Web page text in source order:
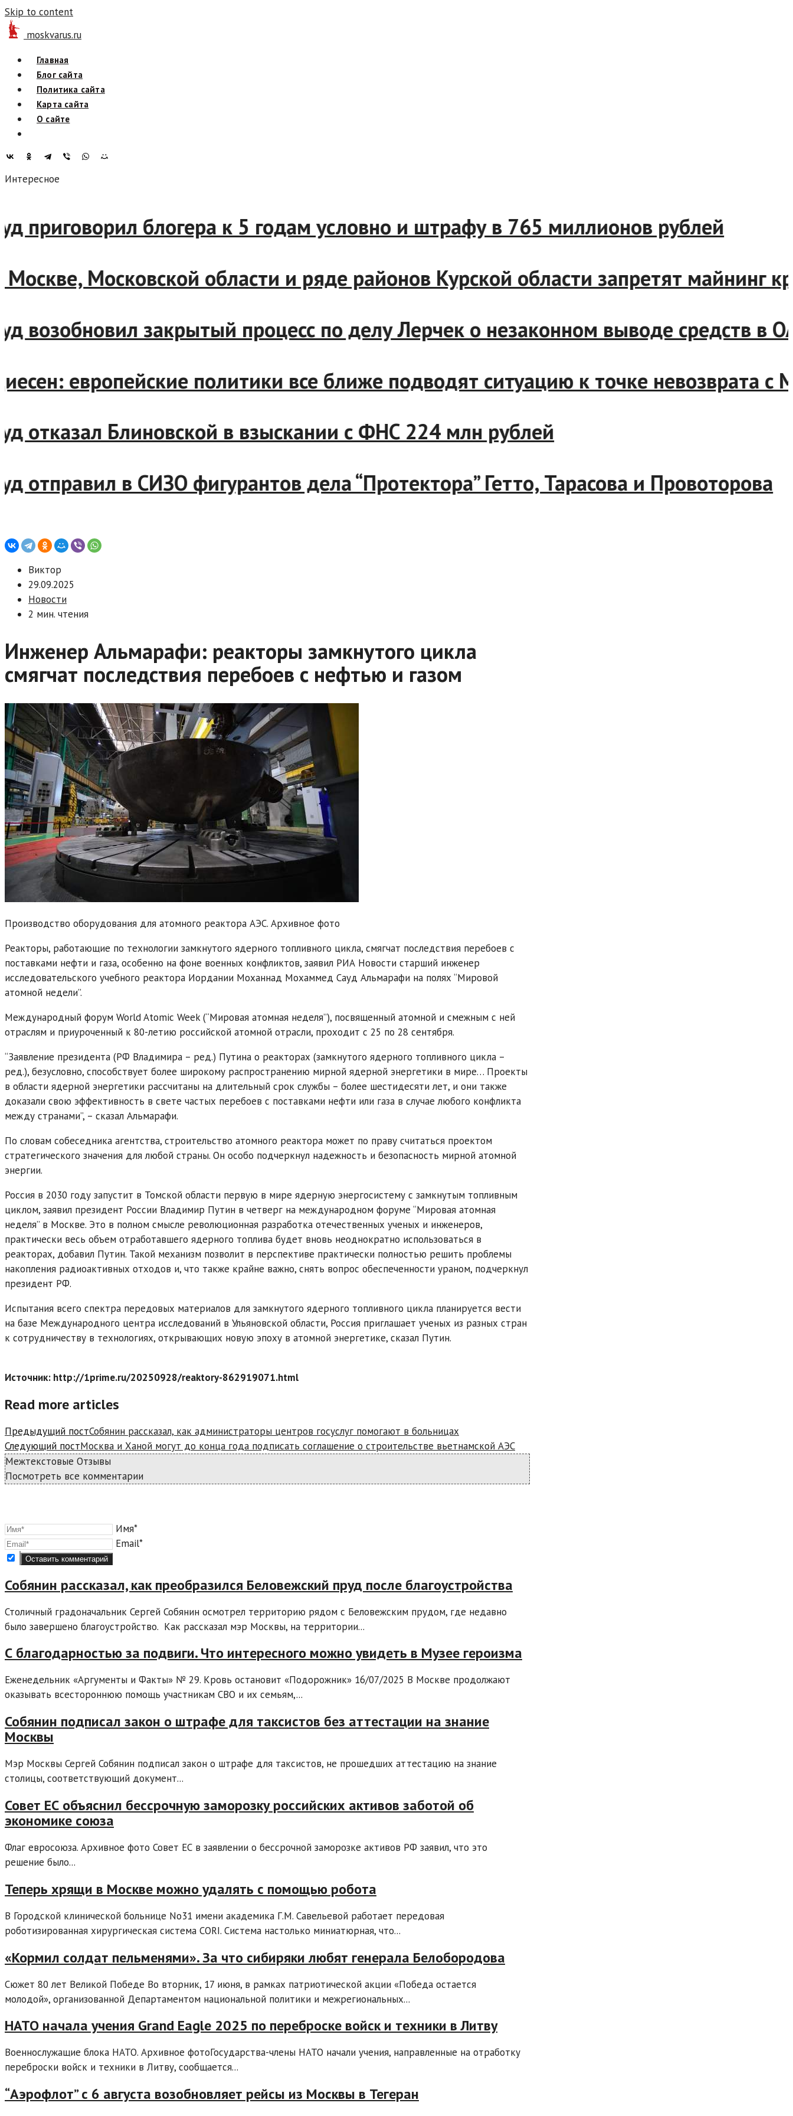
Skip to content
moskvarus.ru
Главная
Блог сайта
Политика сайта
Карта сайта
О сайте
Интересное
приговорил блогера к 5 годам условно и штрафу в 765 миллионов рублей
Москве, Московской области и ряде районов Курской области запретят майнинг
возобновил закрытый процесс по делу Лерчек о незаконном выводе средств в
европейские политики все ближе подводят ситуацию к точке невозврата с
отказал Блиновской в взыскании с ФНС 224 млн рублей
отправил в СИЗО фигурантов дела “Протектора” Гетто, Тарасова и Провоторова
Виктор
29.09.2025
Новости
2 мин. чтения
Инженер Альмарафи: реакторы замкнутого цикла
смягчат последствия перебоев с нефтью и газом
Производство оборудования для атомного реактора АЭС. Архивное фото
Реакторы, работающие по технологии замкнутого ядерного топливного цикла, смягчат последствия перебоев с
поставками нефти и газа, особенно на фоне военных конфликтов, заявил РИА Новости старший инженер
исследовательского учебного реактора Иордании Моханнад Мохаммед Сауд Альмарафи на полях “Мировой
атомной недели”.
Международный форум World Atomic Week (“Мировая атомная неделя”), посвященный атомной и смежным с ней
отраслям и приуроченный к 80-летию российской атомной отрасли, проходит с 25 по 28 сентября.
“Заявление президента (РФ Владимира – ред.) Путина о реакторах (замкнутого ядерного топливного цикла –
ред.), безусловно, способствует более широкому распространению мирной ядерной энергетики в мире… Проекты
в области ядерной энергетики рассчитаны на длительный срок службы – более шестидесяти лет, и они также
доказали свою эффективность в свете частых перебоев с поставками нефти или газа в случае любого конфликта
между странами”, – сказал Альмарафи.
По словам собеседника агентства, строительство атомного реактора может по праву считаться проектом
стратегического значения для любой страны. Он особо подчеркнул надежность и безопасность мирной атомной
энергии.
Россия в 2030 году запустит в Томской области первую в мире ядерную энергосистему с замкнутым топливным
циклом, заявил президент России Владимир Путин в четверг на международном форуме “Мировая атомная
неделя” в Москве. Это в полном смысле революционная разработка отечественных ученых и инженеров,
практически весь объем отработавшего ядерного топлива будет вновь неоднократно использоваться в
реакторах, добавил Путин. Такой механизм позволит в перспективе практически полностью решить проблемы
накопления радиоактивных отходов и, что также крайне важно, снять вопрос обеспеченности ураном, подчеркнул
президент РФ.
Испытания всего спектра передовых материалов для замкнутого ядерного топливного цикла планируется вести
на базе Международного центра исследований в Ульяновской области, Россия приглашает ученых из разных стран
к сотрудничеству в технологиях, открывающих новую эпоху в атомной энергетике, сказал Путин.
Источник: http://1prime.ru/20250928/reaktory-862919071.html
Read more articles
Предыдущий постСобянин рассказал, как администраторы центров госуслуг помогают в больницах
Следующий постМосква и Ханой могут до конца года подписать соглашение о строительстве вьетнамской АЭС
Межтекстовые Отзывы
Посмотреть все комментарии
Имя*
Email*
Собянин рассказал, как преобразился Беловежский пруд после благоустройства
Столичный градоначальник Сергей Собянин осмотрел территорию рядом с Беловежским прудом, где недавно
было завершено благоустройство. Как рассказал мэр Москвы, на территории...
С благодарностью за подвиги. Что интересного можно увидеть в Музее героизма
Еженедельник «Аргументы и Факты» № 29. Кровь остановит «Подорожник» 16/07/2025 В Москве продолжают
оказывать всестороннюю помощь участникам СВО и их семьям,...
Собянин подписал закон о штрафе для таксистов без аттестации на знание
Москвы
Мэр Москвы Сергей Собянин подписал закон о штрафе для таксистов, не прошедших аттестацию на знание
столицы, соответствующий документ...
Совет ЕС объяснил бессрочную заморозку российских активов заботой об
экономике союза
Флаг евросоюза. Архивное фото Совет ЕС в заявлении о бессрочной заморозке активов РФ заявил, что это
решение было...
Теперь хрящи в Москве можно удалять с помощью робота
В Городской клинической больнице No31 имени академика Г.М. Савельевой работает передовая
роботизированная хирургическая система CORI. Система настолько миниатюрная, что...
«Кормил солдат пельменями». За что сибиряки любят генерала Белобородова
Сюжет 80 лет Великой Победе Во вторник, 17 июня, в рамках патриотической акции «Победа остается
молодой», организованной Департаментом национальной политики и межрегиональных...
НАТО начала учения Grand Eagle 2025 по переброске войск и техники в Литву
Военнослужащие блока НАТО. Архивное фотоГосударства-члены НАТО начали учения, направленные на отработку
переброски войск и техники в Литву, сообщается...
“Аэрофлот” с 6 августа возобновляет рейсы из Москвы в Тегеран